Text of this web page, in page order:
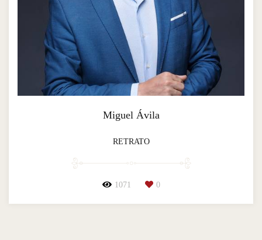
Miguel Ávila
RETRATO
1071 0